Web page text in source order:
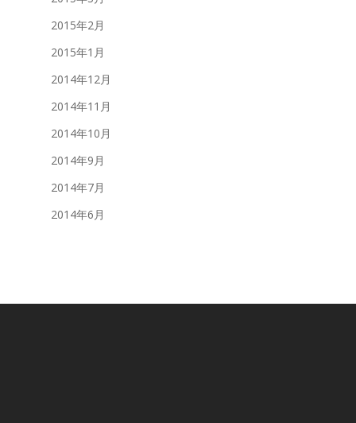
2015年2月
2015年1月
2014年12月
2014年11月
2014年10月
2014年9月
2014年7月
2014年6月